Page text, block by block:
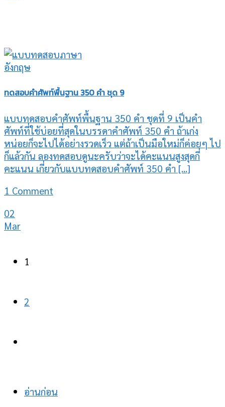
ทดสอบคำศัพท์พื้นฐาน 350 คำ ชุด 9
แบบทดสอบคำศัพท์พื้นฐาน 350 คำ ชุดที่ 9 เป็นคำ
ศัพท์ที่ใช้บ่อยที่สุดในบรรดาคำศัพท์ 350 คำ ถ้าเก่ง
หน่อยก็จะไปได้อย่างรวดเร็ว แต่ถ้าเป็นมือใหม่ก็ค่อยๆ ไป
ก็แล้วกัน ลองทดสอบดูนะครับว่าจะได้คะแนนสูงสุดกี่
คะแนน เกี่ยวกับแบบทดสอบคำศัพท์ 350 คำ [...]
1 Comment
02
Mar
1
2
อ่านก่อน